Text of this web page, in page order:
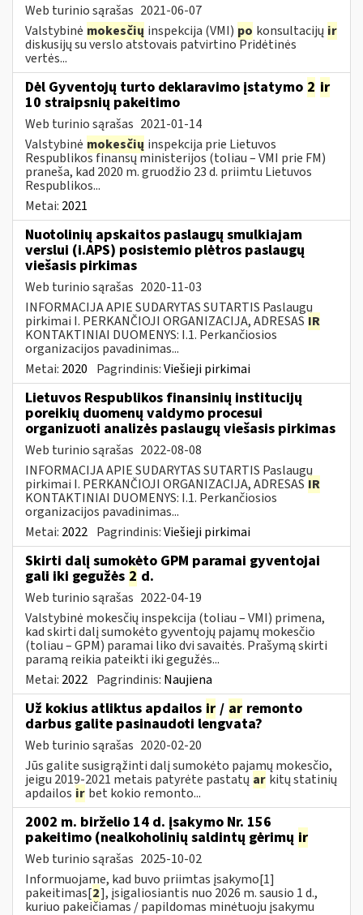
Web turinio sąrašas 2021-06-07
Valstybinė mokesčių inspekcija (VMI) po konsultacijų ir
diskusijų su verslo atstovais patvirtino Pridėtinės
vertės...
Dėl Gyventojų turto deklaravimo įstatymo 2 ir
10 straipsnių pakeitimo
Web turinio sąrašas 2021-01-14
Valstybinė mokesčių inspekcija prie Lietuvos
Respublikos finansų ministerijos (toliau – VMI prie FM)
praneša, kad 2020 m. gruodžio 23 d. priimtu Lietuvos
Respublikos...
Metai: 2021
Nuotolinių apskaitos paslaugų smulkiajam
verslui (i.APS) posistemio plėtros paslaugų
viešasis pirkimas
Web turinio sąrašas 2020-11-03
INFORMACIJA APIE SUDARYTAS SUTARTIS Paslaugų
pirkimai I. PERKANČIOJI ORGANIZACIJA, ADRESAS IR
KONTAKTINIAI DUOMENYS: I.1. Perkančiosios
organizacijos pavadinimas...
Metai: 2020 Pagrindinis:Viešieji pirkimai
Lietuvos Respublikos finansinių institucijų
poreikių duomenų valdymo procesui
organizuoti analizės paslaugų viešasis pirkimas
Web turinio sąrašas 2022-08-08
INFORMACIJA APIE SUDARYTAS SUTARTIS Paslaugų
pirkimai I. PERKANČIOJI ORGANIZACIJA, ADRESAS IR
KONTAKTINIAI DUOMENYS: I.1. Perkančiosios
organizacijos pavadinimas...
Metai: 2022 Pagrindinis:Viešieji pirkimai
Skirti dalį sumokėto GPM paramai gyventojai
gali iki gegužės 2 d.
Web turinio sąrašas 2022-04-19
Valstybinė mokesčių inspekcija (toliau – VMI) primena,
kad skirti dalį sumokėto gyventojų pajamų mokesčio
(toliau – GPM) paramai liko dvi savaitės. Prašymą skirti
paramą reikia pateikti iki gegužės...
Metai: 2022 Pagrindinis: Naujiena
Už kokius atliktus apdailos ir / ar remonto
darbus galite pasinaudoti lengvata?
Web turinio sąrašas 2020-02-20
Jūs galite susigrąžinti dalį sumokėto pajamų mokesčio,
jeigu 2019-2021 metais patyrėte pastatų ar kitų statinių
apdailos ir bet kokio remonto...
2002 m. birželio 14 d. įsakymo Nr. 156
pakeitimo (nealkoholinių saldintų gėrimų ir
Web turinio sąrašas 2025-10-02
Informuojame, kad buvo priimtas įsakymo[1]
pakeitimas[2], įsigaliosiantis nuo 2026 m. sausio 1 d.,
kuriuo pakeičiamas / papildomas minėtuoju įsakymu